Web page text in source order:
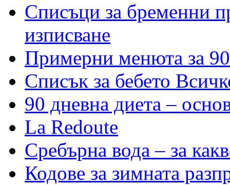
Списъци за бременни
изписване
Примерни менюта за 90
Списък за бебето
90 дневна диета –
La Redoute
Сребърна вода – за
Кодове за зимната